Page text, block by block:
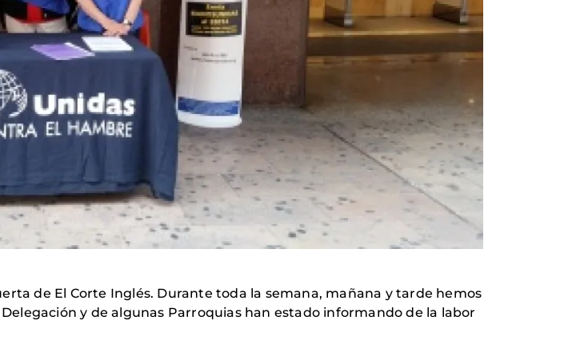
de El Corte Inglés. Durante toda la semana, mañana y tarde hemos
y de algunas Parroquias han estado informando de la labor